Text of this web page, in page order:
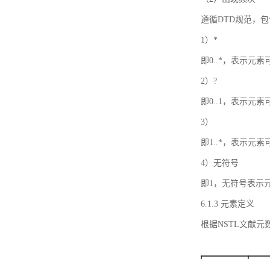
遵循DTD规范，
1）*
即0..*，表示元素
2）?
即0..1，表示元素
3）
即1..*，表示元素
4）无符号
即1，无符号表示
6.1.3 元素定义
根据NSTL文献元